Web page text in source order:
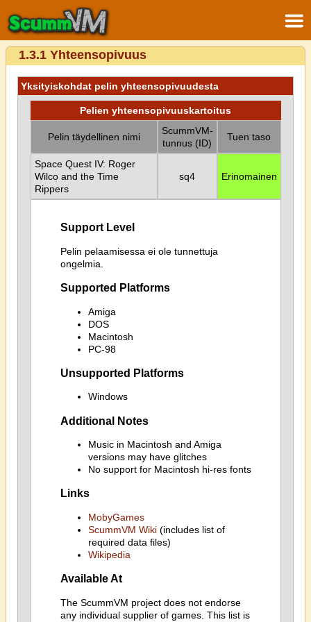
1.3.1 Yhteensopivuus
Yksityiskohdat pelin yhteensopivuudesta
Pelien yhteensopivuuskartoitus
Pelin täydellinen nimi
ScummVM-
tunnus (ID)
Tuen taso
Space Quest IV: Roger
Wilco and the Time
Rippers
sq4 Erinomainen
Support Level
Pelin pelaamisessa ei ole tunnettuja
ongelmia.
Supported Platforms
Amiga
DOS
Macintosh
PC-98
Unsupported Platforms
Windows
Additional Notes
Music in Macintosh and Amiga
versions may have glitches
No support for Macintosh hi-res fonts
Links
MobyGames
ScummVM Wiki(includes list of
required data files)
Wikipedia
Available At
The ScummVM project does not endorse
any individual supplier of games. This list is